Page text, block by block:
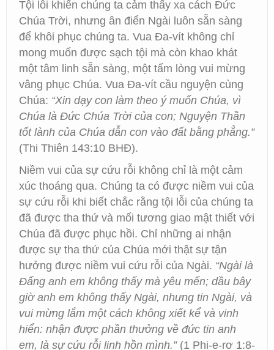
Tội lỗi khiến chúng ta cảm thấy xa cách Đức
Chúa Trời, nhưng ân điển Ngài luôn sẵn sàng
để khôi phục chúng ta. Vua Đa-vít không chỉ
mong muốn được sạch tội mà còn khao khát
một tâm linh sẵn sàng, một tấm lòng vui mừng
vâng phục Chúa. Vua Đa-vít cầu nguyện cùng
Chúa: “Xin dạy con làm theo ý muốn Chúa, vì
Chúa là Đức Chúa Trời của con; Nguyện Thần
tốt lành của Chúa dẫn con vào đất bằng phẳng.”
(Thi Thiên 143:10 BHĐ).
Niềm vui của sự cứu rỗi không chỉ là một cảm
xúc thoáng qua. Chúng ta có được niềm vui của
sự cứu rỗi khi biết chắc rằng tội lỗi của chúng ta
đã được tha thứ và mối tương giao mật thiết với
Chúa đã được phục hồi. Chỉ những ai nhận
được sự tha thứ của Chúa mới thật sự tận
hưởng được niềm vui cứu rỗi của Ngài. “Ngài là
Đấng anh em không thấy mà yêu mến; dầu bây
giờ anh em không thấy Ngài, nhưng tin Ngài, và
vui mừng lắm một cách không xiết kể và vinh
hiển: nhận được phần thưởng về đức tin anh
em, là sự cứu rỗi linh hồn mình.”(1 Phi-e-rơ 1:8-